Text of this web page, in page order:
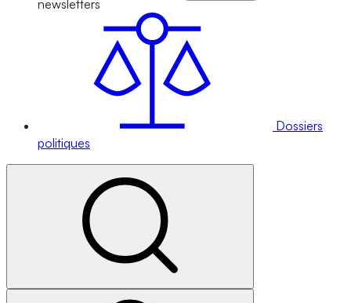
newsletters
Dossiers
politiques